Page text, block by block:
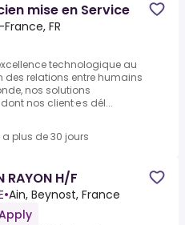
mise en Service
FR
technologique au
des relations entre humains
nos solutions
nos client·e·s dél...
a plus de 30 jours
RAYON H/F
•Ain, Beynost, France